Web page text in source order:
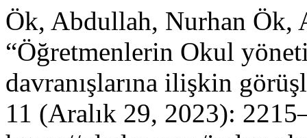
Ök, Abdullah, Nurhan Ök,
“Öğretmenlerin Okul
davranışlarına ilişkin
11 (Aralık 29, 2023):